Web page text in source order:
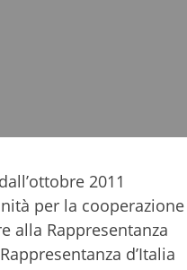
2011
per la cooperazione
alla Rappresentanza
d’Italia